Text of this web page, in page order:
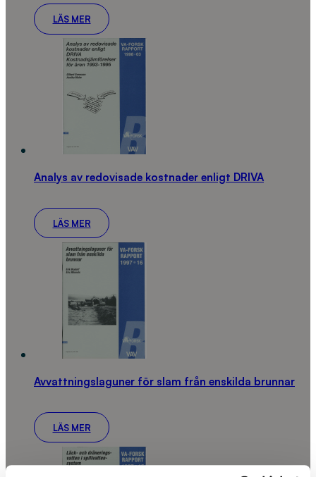
LÄS MER
Analys av redovisade kostnader enligt DRIVA
LÄS MER
Avvattningslaguner för slam från enskilda brunnar
LÄS MER